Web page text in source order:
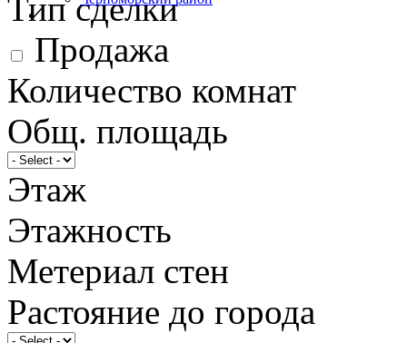
Тип сделки
Продажа
Количество комнат
Общ. площадь
Этаж
Этажность
Метериал стен
Растояние до города